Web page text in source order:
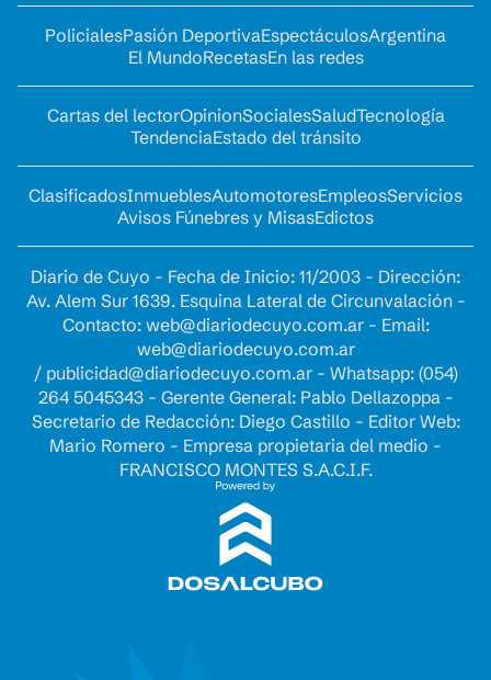
PolicialesPasión DeportivaEspectáculosArgentina
El MundoRecetasEn las redes
Cartas del lectorOpinionSocialesSaludTecnología
TendenciaEstado del tránsito
ClasificadosInmueblesAutomotoresEmpleosServicios
Avisos Fúnebres y MisasEdictos
Diario de Cuyo - Fecha de Inicio: 11/2003 - Dirección:
Av. Alem Sur 1639. Esquina Lateral de Circunvalación -
Contacto: web@diariodecuyo.com.ar- Email:
web@diariodecuyo.com.ar
/ publicidad@diariodecuyo.com.ar- Whatsapp: (054)
264 5045343 - Gerente General: Pablo Dellazoppa -
Secretario de Redacción: Diego Castillo - Editor Web:
Mario Romero - Empresa propietaria del medio -
FRANCISCO MONTES S.A.C.I.F.